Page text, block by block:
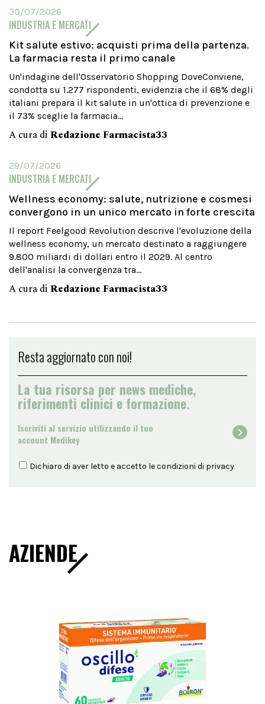
30/07/2026
INDUSTRIA E MERCATI
Kit salute estivo: acquisti prima della partenza.
La farmacia resta il primo canale
Un'indagine dell'Osservatorio Shopping DoveConviene,
condotta su 1.277 rispondenti, evidenzia che il 68% degli
italiani prepara il kit salute in un'ottica di prevenzione e
il 73% sceglie la farmacia...
A cura di Redazione Farmacista33
29/07/2026
INDUSTRIA E MERCATI
Wellness economy: salute, nutrizione e cosmesi
convergono in un unico mercato in forte crescita
Il report Feelgood Revolution descrive l'evoluzione della
wellness economy, un mercato destinato a raggiungere
9.800 miliardi di dollari entro il 2029. Al centro
dell'analisi la convergenza tra...
A cura di Redazione Farmacista33
Resta aggiornato con noi!
La tua risorsa per news mediche,
riferimenti clinici e formazione.
Iscriviti al servizio utilizzando il tuo
account Medikey
Dichiaro di aver letto e accetto le condizioni di privacy
AZIENDE